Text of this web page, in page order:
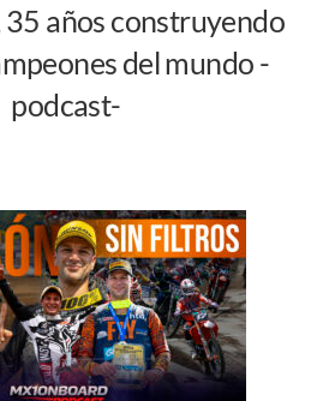
35 años construyendo
del mundo -
podcast-